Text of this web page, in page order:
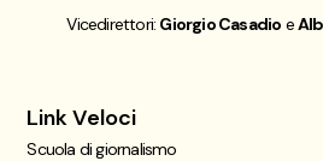
Vicedirettori: Giorgio Casadio e
Link Veloci
Scuola di giornalismo